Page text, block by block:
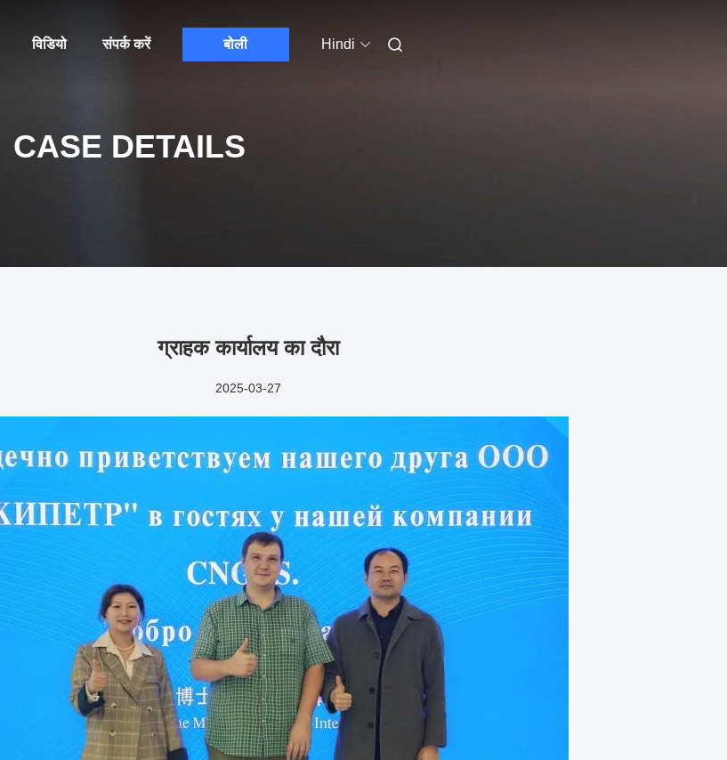
विडियो संपर्क करें बोली Hindi
CASE DETAILS
ग्राहक कार्यालय का दौरा
2025-03-27